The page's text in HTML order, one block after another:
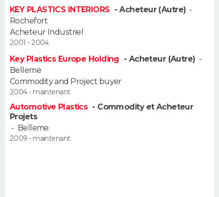
FORUM
Bricolage
Lifestyle
Culture
Sport
Auto
Television
Voyage
Cinema
KEY PLASTICS INTERIORS - Acheteur (Autre) -
Rochefort
Acheteur Industriel
2001 - 2004
Key Plastics Europe Holding - Acheteur (Autre) -
Belleme
Commodity and Project buyer
2004 - maintenant
Automotive Plastics - Commodity et Acheteur
Projets
- Belleme
2009 - maintenant